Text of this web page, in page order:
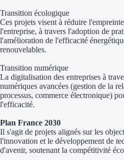
Transition écologique
Ces projets visent à réduire
l'entreprise, à travers l'adoption de
l'amélioration de l'efficacité
renouvelables.
Transition numérique
La digitalisation des entreprises à
numériques avancées (gestion de la
processus, commerce électronique)
l'efficacité.
Plan France 2030
Il s'agit de projets alignés sur les
l'innovation et le développement de
d'avenir, soutenant la compétitivité